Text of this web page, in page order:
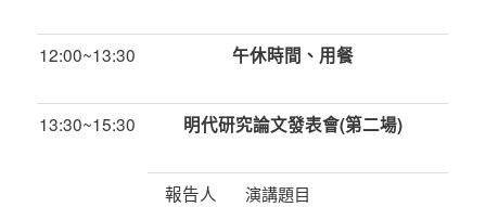
12:00~13:30 午休時間、用餐
13:30~15:30 明代研究論文發表會(第二場)
報告人 演講題目